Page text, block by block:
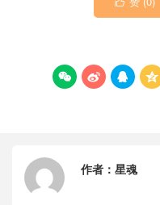
   
作者： 星魂